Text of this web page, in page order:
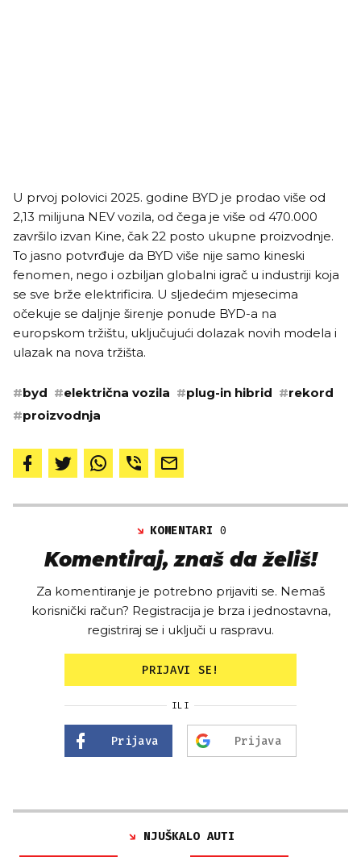
U prvoj polovici 2025. godine BYD je prodao više od
2,13 milijuna NEV vozila, od čega je više od 470.000
završilo izvan Kine, čak 22 posto ukupne proizvodnje.
To jasno potvrđuje da BYD više nije samo kineski
fenomen, nego i ozbiljan globalni igrač u industriji koja
se sve brže elektrificira. U sljedećim mjesecima
očekuje se daljnje širenje ponude BYD-a na
europskom tržištu, uključujući dolazak novih modela i
ulazak na nova tržišta.
#byd #električna vozila #plug-in hibrid #rekord
#proizvodnja
KOMENTARI0
Komentiraj, znaš da želiš!
Za komentiranje je potrebno prijaviti se. Nemaš
korisnički račun? Registracija je brza i jednostavna,
registriraj se i uključi u raspravu.
PRIJAVI SE!
ILI
Prijava Prijava
NJUŠKALO AUTI